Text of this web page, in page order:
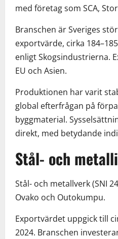
med företag som SCA,
Branschen är Sveriges
exportvärde, cirka
enligt Skogsindustrierna.
EU och Asien.
Produktionen har varit
global efterfrågan på
byggmaterial.
direkt, med betydande
Stål- och
Stål- och metallverk (SNI
Ovako och Outokumpu.
Exportvärdet uppgick till
2024. Branschen